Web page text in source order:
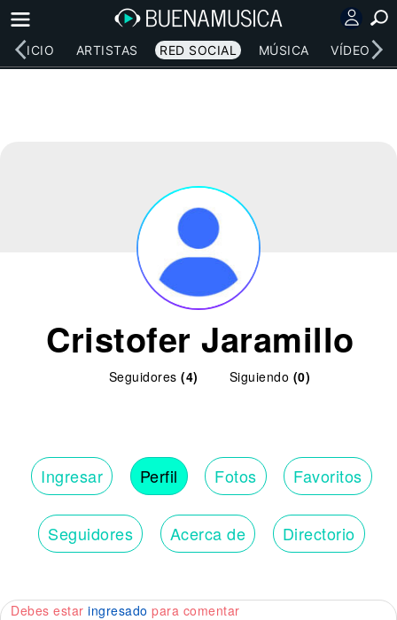
INICIO ARTISTAS RED SOCIAL MÚSICA VÍDEOS
Cristofer Jaramillo
Seguidores (4) Siguiendo (0)
Ingresar Perfil Fotos Favoritos
Seguidores Acerca de Directorio
Debes estar ingresado para comentar